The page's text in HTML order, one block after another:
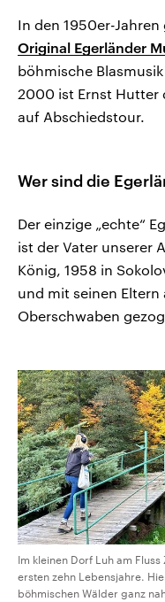
In den 1950er-
Original Egerländer
böhmische
2000 ist Ernst Hutter
auf Abschiedstour.
Wer sind die
Der einzige „echte“
ist der Vater unserer
König, 1958 in
und mit seinen Eltern
Oberschwaben
Im kleinen Dorf Luh am
ersten zehn Lebensjahre.
böhmischen Wälder ganz